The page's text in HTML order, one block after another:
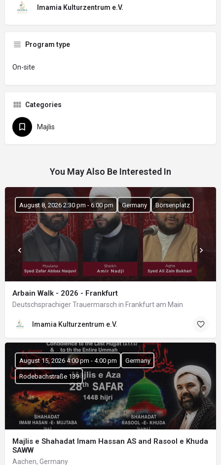
Imamia Kulturzentrum e.V.
Program type
On-site
Categories
Majlis
You May Also Be Interested In
Arbain Walk - 2026 - Frankfurt
Deutschsprachiger Trauermarsch in Frankfurt am Main
August 8, 2026 2:30 pm - 6:00 pm Germany Börsenplatz
Imamia Kulturzentrum e.V.
Majlis e Shahadat Imam Hassan AS and Rasool e Khuda
SAWW
Aachen, Germany
August 15, 2026 4:00 pm - 4:00 pm Germany
Rodebachstraße 139